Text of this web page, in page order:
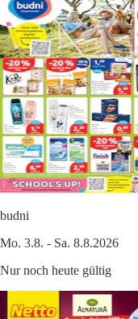
budni
Mo. 3.8. - Sa. 8.8.2026
Nur noch heute gültig